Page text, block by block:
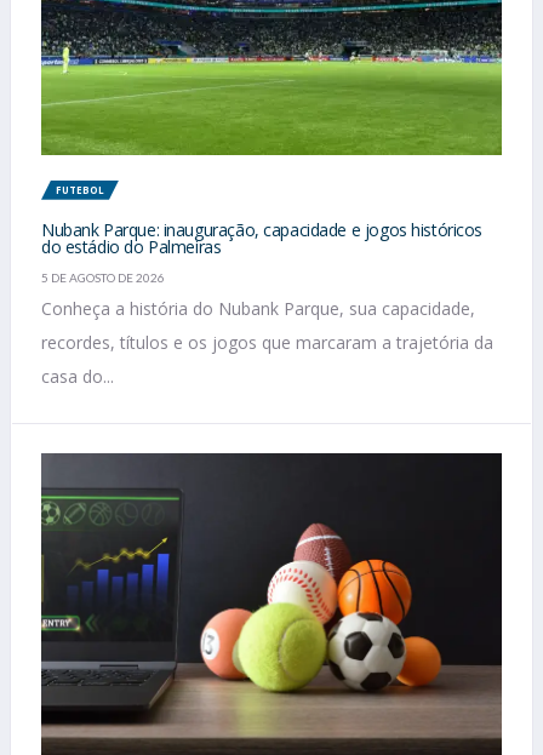
FUTEBOL
Nubank Parque: inauguração, capacidade e jogos históricos
do estádio do Palmeiras
5 DE AGOSTO DE 2026
Conheça a história do Nubank Parque, sua capacidade,
recordes, títulos e os jogos que marcaram a trajetória da
casa do...